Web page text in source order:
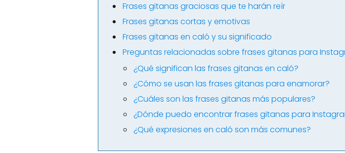
Frases gitanas graciosas que te harán reír
Frases gitanas cortas y emotivas
Frases gitanas en caló y su significado
Preguntas relacionadas sobre frases gitanas para
¿Qué significan las frases gitanas en caló?
¿Cómo se usan las frases gitanas para enamorar?
¿Cuáles son las frases gitanas más populares?
¿Dónde puedo encontrar frases gitanas para
¿Qué expresiones en caló son más comunes?